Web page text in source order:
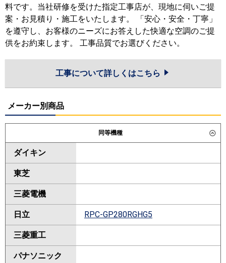
料です。当社研修を受けた指定工事店が、現地に伺いご提
案・お見積り・施工をいたします。 「安心・安全・丁寧」
を遵守し、お客様のニーズにお答えした快適な空調のご提
供をお約束します。 工事品質でお選びください。
工事について詳しくはこちら
メーカー別商品
同等機種
ダイキン
東芝
三菱電機
日立 RPC-GP280RGHG5
三菱重工
パナソニック